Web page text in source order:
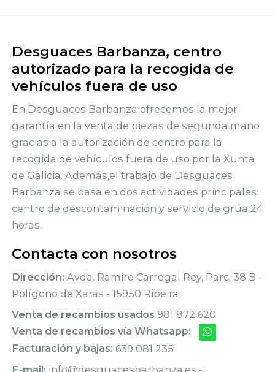
Desguaces Barbanza, centro
autorizado para la recogida de
vehículos fuera de uso
En Desguaces Barbanza ofrecemos la mejor
garantía en la venta de piezas de segunda mano
gracias a la autorización de centro para la
recogida de vehículos fuera de uso por la Xunta
de Galicia. Además,el trabajo de Desguaces
Barbanza se basa en dos actividades principales:
centro de descontaminación y servicio de grúa 24
horas.
Contacta con nosotros
Dirección: Avda. Ramiro Carregal Rey, Parc. 38 B -
Polígono de Xaras - 15950 Ribeira
Venta de recambios usados 981 872 620
Venta de recambios vía Whatsapp:
Facturación y bajas: 639 081 235
E-mail: info@desguacesbarbanza.es -